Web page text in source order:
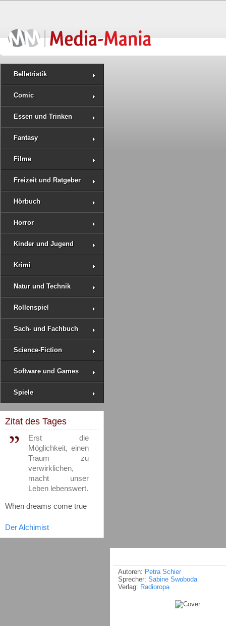
Belletristik
Comic
Essen und Trinken
Fantasy
Filme
Freizeit und Ratgeber
Hörbuch
Horror
Kinder und Jugend
Krimi
Natur und Technik
Rollenspiel
Sach- und Fachbuch
Science-Fiction
Software und Games
Spiele
Zitat des Tages
Erst die
Möglichkeit, einen
Traum zu
verwirklichen,
macht unser
Leben lebenswert.
When dreams come true
Der Alchimist
Autoren: Petra Schier
Sprecher: Sabine Swoboda
Verlag: Radioropa